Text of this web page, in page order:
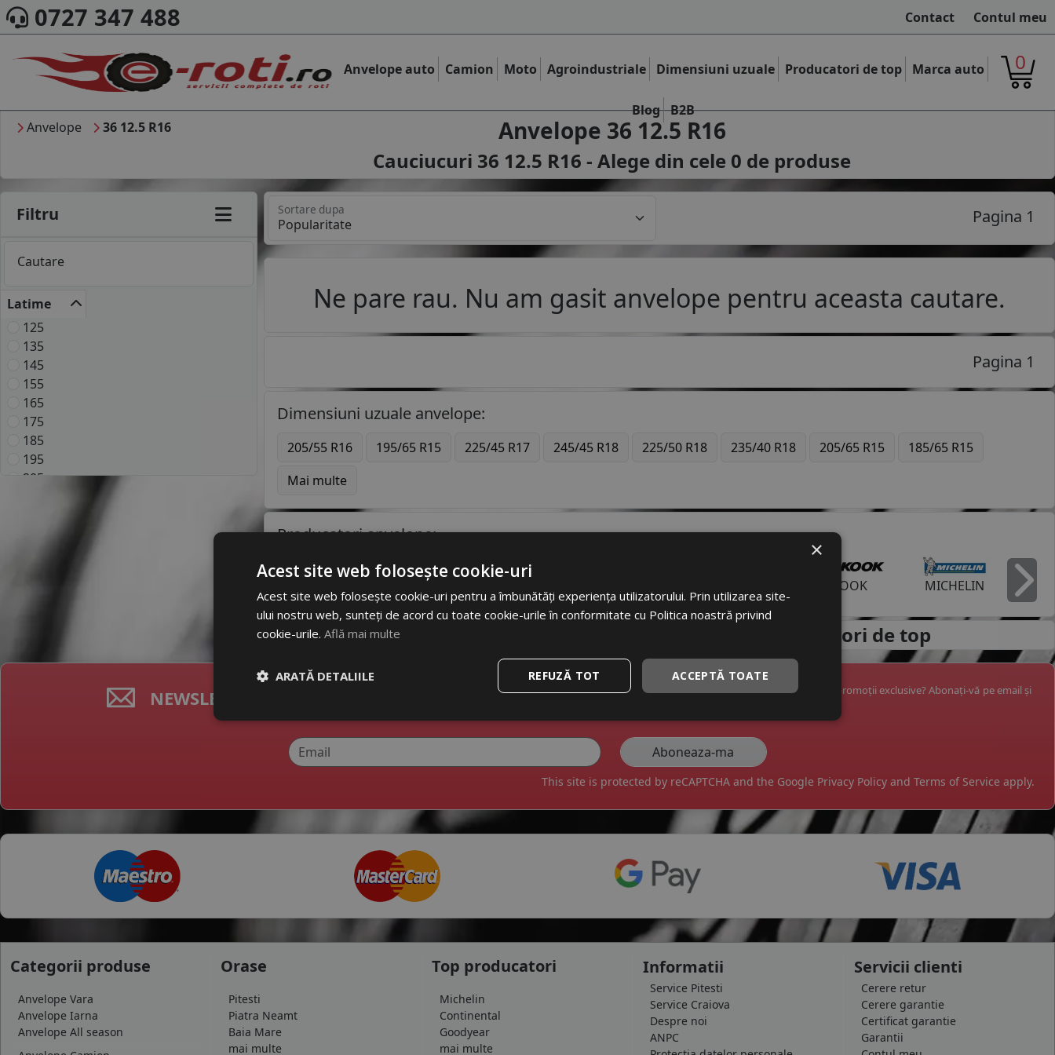
0727 347 488 Contact Contul meu
Anvelope auto Camion Moto Agroindustriale Dimensiuni uzuale Producatori de top Marca auto
Blog B2B
0
Anvelope 36 12.5 R16 Anvelope 36 12.5 R16
Cauciucuri 36 12.5 R16 - Alege din cele 0 de produse
Filtru
Cautare
Latime
125
135
145
155
165
175
185
195
205
305
7
32
35
37
Sortare dupa Pagina 1
Ne pare rau. Nu am gasit anvelope pentru aceasta cautare.
Pagina 1
Dimensiuni uzuale anvelope:
205/55 R16 195/65 R15 225/45 R17 245/45 R18 225/50 R18 235/40 R18 205/65 R15
185/65 R15
Mai multe
Producatori anvelope:
HANKOOK MICHELIN
Inapoi
Pneuri 36/12.5R16 - producatori de top
NEWSLETTER
Vreți să fiți la curent cu toate noutățile în industria anvelopelor în România? Vreți să primiți pe email promoții exclusive? Abonați-vă pe email și
This site is protected by reCAPTCHA and the Google Privacy Policy and Terms of Service apply.
Categorii produse
Anvelope Vara
Anvelope Iarna
Anvelope All season
Orase
Pitesti
Piatra Neamt
Baia Mare
mai multe
Top producatori
Michelin
Continental
Goodyear
mai multe
Informatii
Service Pitesti
Service Craiova
Despre noi
ANPC
Servicii clienti
Cerere retur
Cerere garantie
Certificat garantie
Garantii
×
Acest site web folosește cookie-uri
Acest site web folosește cookie-uri pentru a îmbunătăți experiența utilizatorului. Prin utilizarea site-
ului nostru web, sunteți de acord cu toate cookie-urile în conformitate cu Politica noastră privind
cookie-urile. Află mai multe
ACCEPTĂ TOATE
REFUZĂ TOT
ARATĂ DETALIILE